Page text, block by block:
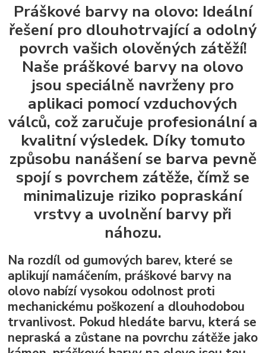
Práškové barvy na olovo: Ideální
řešení pro dlouhotrvající a odolný
povrch vašich olověných zátěží!
Naše práškové barvy na olovo
jsou speciálně navrženy pro
aplikaci pomocí vzduchových
válců, což zaručuje profesionální a
kvalitní výsledek. Díky tomuto
způsobu nanášení se barva pevně
spojí s povrchem zátěže, čímž se
minimalizuje riziko popraskání
vrstvy a uvolnění barvy při
náhozu.
Na rozdíl od gumových barev, které se
aplikují namáčením, práškové barvy na
olovo nabízí vysokou odolnost proti
mechanickému poškození a dlouhodobou
trvanlivost. Pokud hledáte barvu, která se
nepraská a zůstane na povrchu zátěže jako